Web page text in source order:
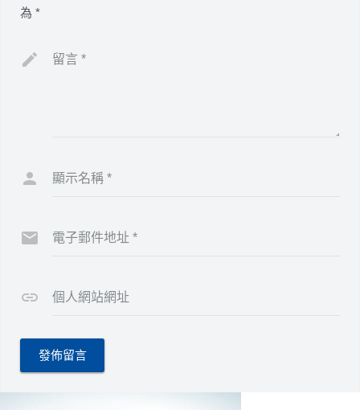
為 *
留言 *
顯示名稱 *
電子郵件地址 *
個人網站網址